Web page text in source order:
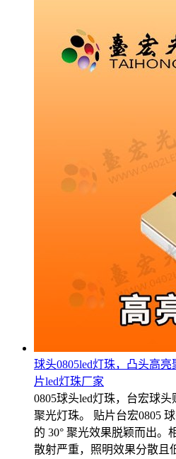
球头0805led灯珠，凸头高
片led灯珠厂家
0805球头led灯珠，台宏球
聚光灯珠。 贴片台宏0805
的 30° 聚光效果脱颖而出。
散射严重，照明效果分散且